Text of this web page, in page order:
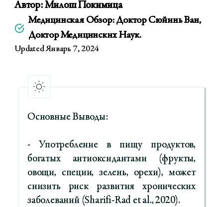
Автор:Милош Покимица
Медицинская Обзор: Доктор Сюйинь Ван,
Доктор Медицинских Наук.
Updated Январь 7, 2024
Основные Выводы:
- Употребление в пищу продуктов,
богатых антиоксидантами (фрукты,
овощи, специи, зелень, орехи), может
снизить риск развития хронических
заболеваний (Sharifi-Rad et al., 2020).